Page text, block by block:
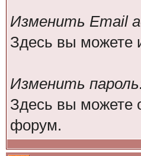
Изменить Email
Здесь вы можете
Изменить
Здесь вы можете
форум.